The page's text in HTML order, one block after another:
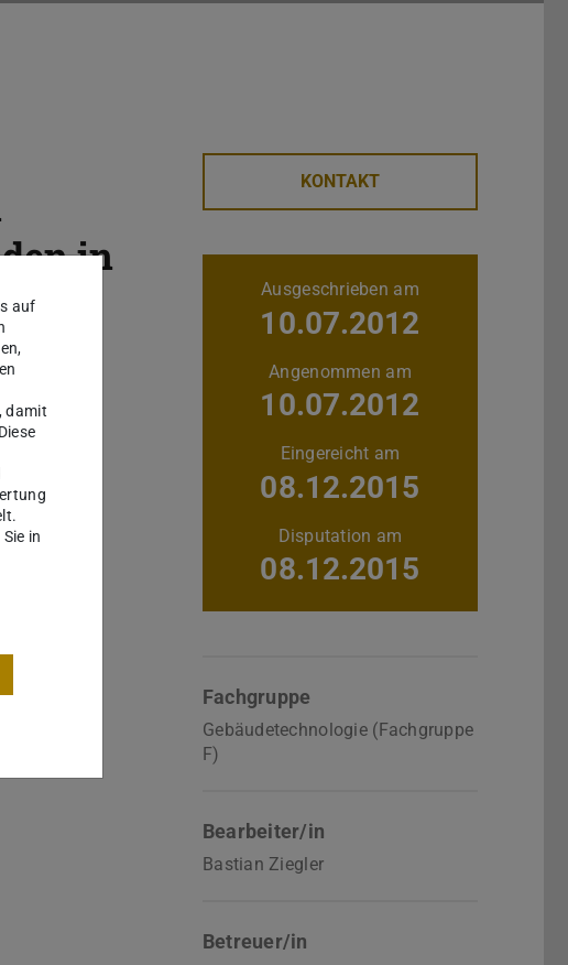
in
KONTAKT
Ausgeschrieben am
10.07.2012
Angenommen am
10.07.2012
Eingereicht am
08.12.2015
Disputation am
08.12.2015
Fachgruppe
Gebäudetechnologie (Fachgruppe
F)
Bearbeiter/in
Bastian Ziegler
Betreuer/in
auf
damit
in